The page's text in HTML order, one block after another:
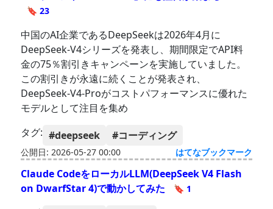
🔖 23
中国のAI企業であるDeepSeekは2026年4月に
DeepSeek-V4シリーズを発表し、期間限定でAPI料
金の75％割引きキャンペーンを実施していました。
この割引きが永遠に続くことが発表され、
DeepSeek-V4-Proがコストパフォーマンスに優れた
モデルとして注目を集め
タグ: #deepseek #コーディング
公開日: 2026-05-27 00:00 はてなブックマーク
Claude CodeをローカルLLM(DeepSeek V4 Flash
on DwarfStar 4)で動かしてみた
🔖 1